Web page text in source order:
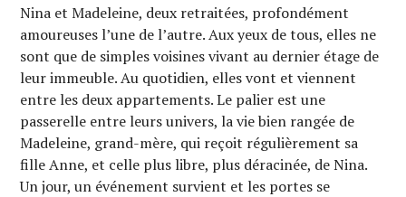
Nina et Madeleine, deux retraitées, profondément
amoureuses l’une de l’autre. Aux yeux de tous, elles ne
sont que de simples voisines vivant au dernier étage de
leur immeuble. Au quotidien, elles vont et viennent
entre les deux appartements. Le palier est une
passerelle entre leurs univers, la vie bien rangée de
Madeleine, grand-mère, qui reçoit régulièrement sa
fille Anne, et celle plus libre, plus déracinée, de Nina.
Un jour, un événement survient et les portes se